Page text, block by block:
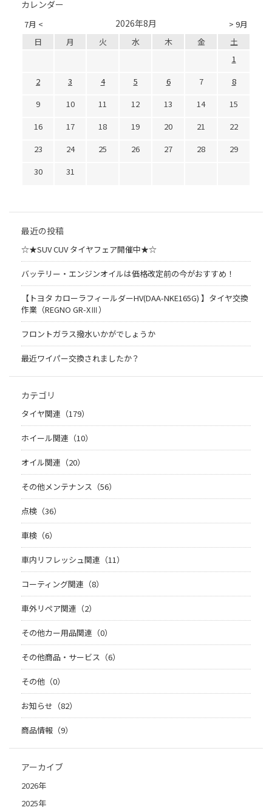
カレンダー
7月 < > 9月
2026年8月
日 月 火 水 木 金
土
1
2
3 4 5 6 7
8
9
10 11 12 13 14
15
16
17 18 19 20 21
22
23
24 25 26 27 28
29
30
31
最近の投稿
☆★SUV CUV タイヤフェア開催中★☆
バッテリー・エンジンオイルは価格改定前の今がおすすめ！
【トヨタ カローラフィールダーHV(DAA-NKE165G) 】タイヤ交換
作業（REGNO GR-XⅢ）
フロントガラス撥水いかがでしょうか
最近ワイパー交換されましたか？
カテゴリ
タイヤ関連（179）
ホイール関連（10）
オイル関連（20）
その他メンテナンス（56）
点検（36）
車検（6）
車内リフレッシュ関連（11）
コーティング関連（8）
車外リペア関連（2）
その他カー用品関連（0）
その他商品・サービス（6）
その他（0）
お知らせ（82）
商品情報（9）
アーカイブ
2026年
2025年